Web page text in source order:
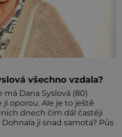
všechno vzdala?
má Dana Syslová (80)
oporou. Ale je to ještě
dnech čím dál častěji
mluví o svém odchodu. Dohnala ji snad samota? Půs